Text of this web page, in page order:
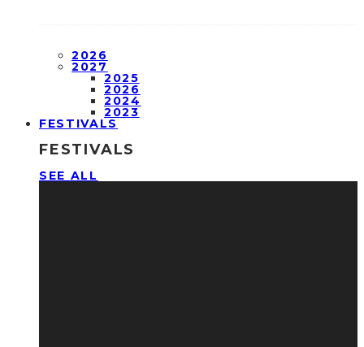
2026
2027
2025
2026
2024
2023
FESTIVALS
FESTIVALS
SEE ALL